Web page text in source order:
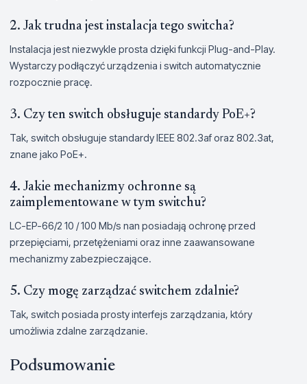
2. Jak trudna jest instalacja tego switcha?
Instalacja jest niezwykle prosta dzięki funkcji Plug-and-Play.
Wystarczy podłączyć urządzenia i switch automatycznie
rozpocznie pracę.
3. Czy ten switch obsługuje standardy PoE+?
Tak, switch obsługuje standardy IEEE 802.3af oraz 802.3at,
znane jako PoE+.
4. Jakie mechanizmy ochronne są
zaimplementowane w tym switchu?
LC-EP-66/2 10 / 100 Mb/s nan posiadają ochronę przed
przepięciami, przetężeniami oraz inne zaawansowane
mechanizmy zabezpieczające.
5. Czy mogę zarządzać switchem zdalnie?
Tak, switch posiada prosty interfejs zarządzania, który
umożliwia zdalne zarządzanie.
Podsumowanie